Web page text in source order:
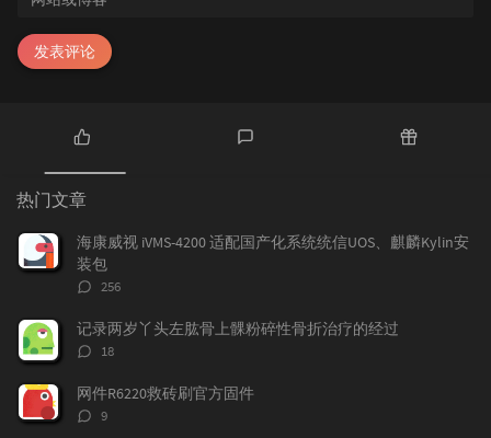
发表评论
热
门
文
章
论
章
热门文章
海康威视 iVMS-4200 适配国产化系统统信UOS、麒麟Kylin安
装包
评
数：
256
记录两岁丫头左肱骨上髁粉碎性骨折治疗的经过
评
数：
18
网件R6220救砖刷官方固件
评
9